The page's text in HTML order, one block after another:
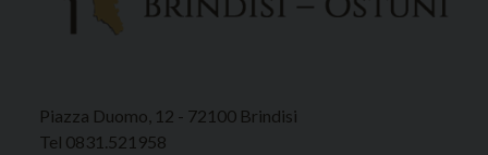
Piazza Duomo, 12 - 72100 Brindisi
Tel 0831.521958